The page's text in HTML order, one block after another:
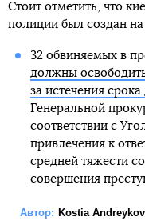
Стоит отметить, что
полиции был создан на
32 обвиняемых в
должны
за истечения
Генеральной
соответствии с
привлечения к
средней тяжести
совершения
Автор: Kostia